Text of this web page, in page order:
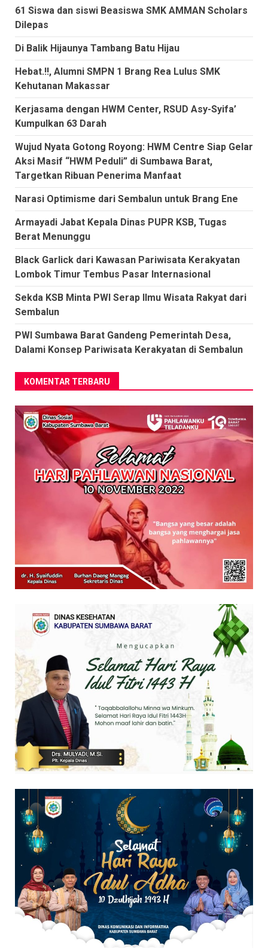
61 Siswa dan siswi Beasiswa SMK AMMAN Scholars
Dilepas
Di Balik Hijaunya Tambang Batu Hijau
Hebat.!!, Alumni SMPN 1 Brang Rea Lulus SMK
Kehutanan Makassar
Kerjasama dengan HWM Center, RSUD Asy-Syifa’
Kumpulkan 63 Darah
Wujud Nyata Gotong Royong: HWM Centre Siap Gelar
Aksi Masif “HWM Peduli” di Sumbawa Barat,
Targetkan Ribuan Penerima Manfaat
Narasi Optimisme dari Sembalun untuk Brang Ene
Armayadi Jabat Kepala Dinas PUPR KSB, Tugas
Berat Menunggu
Black Garlick dari Kawasan Pariwisata Kerakyatan
Lombok Timur Tembus Pasar Internasional
Sekda KSB Minta PWI Serap Ilmu Wisata Rakyat dari
Sembalun
PWI Sumbawa Barat Gandeng Pemerintah Desa,
Dalami Konsep Pariwisata Kerakyatan di Sembalun
KOMENTAR TERBARU